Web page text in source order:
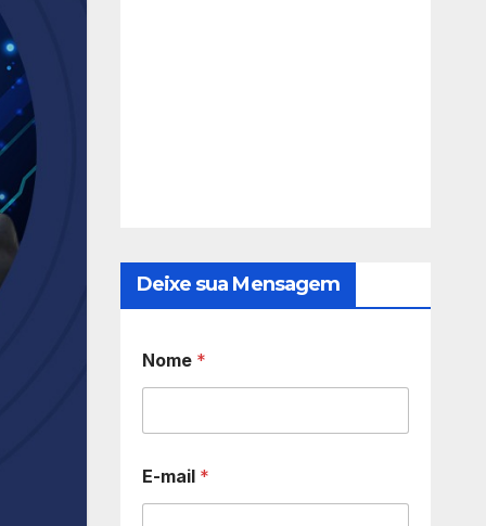
Deixe sua Mensagem
Nome *
E-mail *